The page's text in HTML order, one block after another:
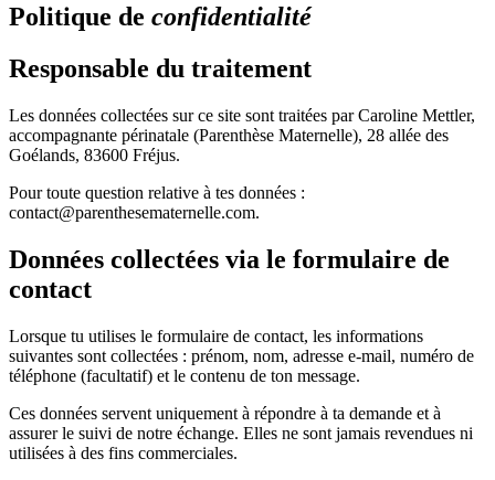
Politique de confidentialité
Responsable du traitement
Les données collectées sur ce site sont traitées par Caroline Mettler,
accompagnante périnatale (Parenthèse Maternelle), 28 allée des
Goélands, 83600 Fréjus.
Pour toute question relative à tes données :
contact@parenthesematernelle.com.
Données collectées via le formulaire de
contact
Lorsque tu utilises le formulaire de contact, les informations
suivantes sont collectées : prénom, nom, adresse e-mail, numéro de
téléphone (facultatif) et le contenu de ton message.
Ces données servent uniquement à répondre à ta demande et à
assurer le suivi de notre échange. Elles ne sont jamais revendues ni
utilisées à des fins commerciales.